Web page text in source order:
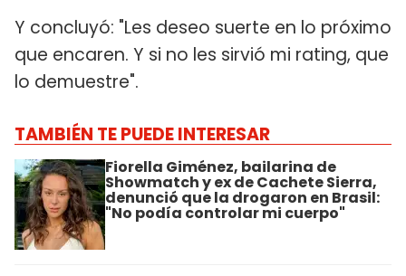
Y concluyó: "Les deseo suerte en lo próximo
que encaren. Y si no les sirvió mi rating, que
lo demuestre".
TAMBIÉN TE PUEDE INTERESAR
Fiorella Giménez, bailarina de
Showmatch y ex de Cachete Sierra,
denunció que la drogaron en Brasil:
"No podía controlar mi cuerpo"